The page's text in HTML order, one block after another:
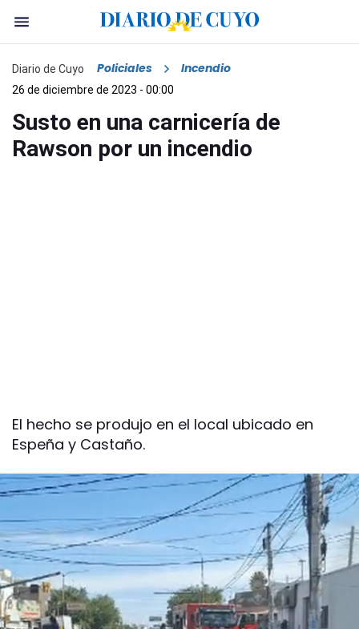
Diario de Cuyo Policiales Incendio
26 de diciembre de 2023 - 00:00
Susto en una carnicería de
Rawson por un incendio
El hecho se produjo en el local ubicado en
Espeña y Castaño.